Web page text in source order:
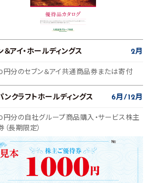
＆アイ・ホールディングス 2月
分のセブン＆アイ共通商品券または寄付
ンクラフトホールディングス 6月 12月
分の自社グループ商品購入・サービス株主
（長期限定）